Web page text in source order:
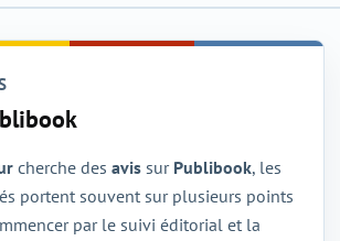
cherche des avis sur Publibook, les
portent souvent sur plusieurs points
par le suivi éditorial et la